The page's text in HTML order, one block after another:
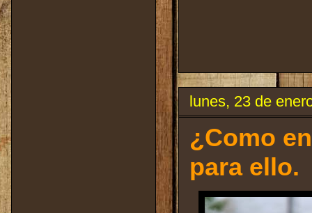
lunes, 23 de
¿Como
para ello.